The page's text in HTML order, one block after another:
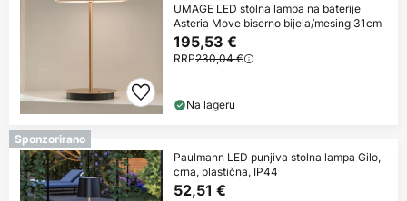
UMAGE LED stolna lampa na baterije
Asteria Move biserno bijela/mesing 31cm
195,53 €
RRP230,04 €
Na lageru
Sponzorirano
Paulmann LED punjiva stolna lampa Gilo,
crna, plastična, IP44
52,51 €